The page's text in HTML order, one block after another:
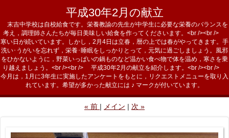
平成30年2月の献立
末吉中学校は自校給食です。栄養教諭の先生が中学生に必要な栄養のバランスを
考え，調理師さんたちが毎日美味しい給食を作ってくださいます。<br /><br />
寒い日が続いています。しかし，2月4日は立春，暦の上では春がやってきます。手
洗い･うがいを忘れず，栄養･睡眠をしっかりとって，元気に過ごしましょう。風邪
をひかないように，野菜いっぱいの鍋ものなど温かい食べ物で体を温め，寒さを乗
り越えましょう。<br /><br /> 平成30年2月の献立を紹介します。<br /><br />
今月は，1月に3年生に実施したアンケートをもとに，リクエストメニューを取り入
れています。希望が多かった献立には ♪ マークが付いています。
« 前 メイン 次 »